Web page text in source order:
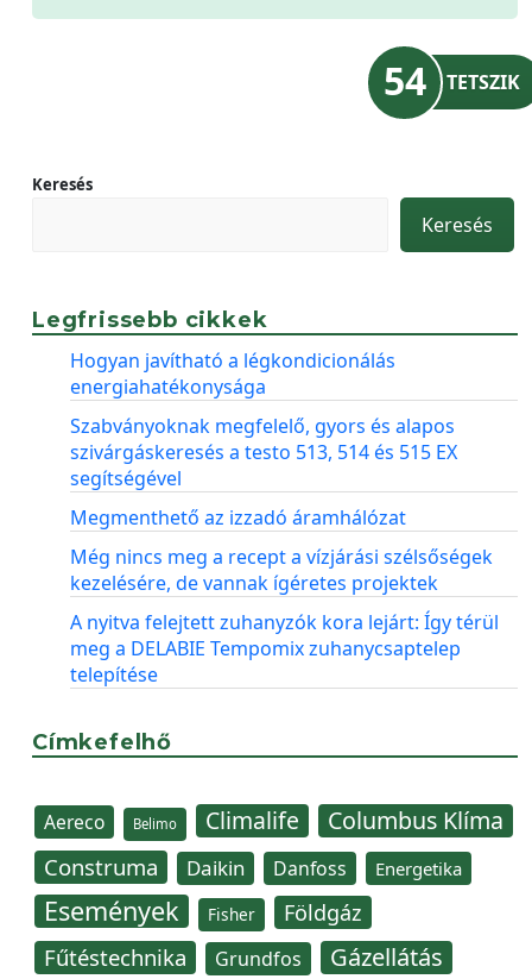
54 TETSZIK
Keresés
Keresés
Legfrissebb cikkek
Hogyan javítható a légkondicionálás
energiahatékonysága
Szabványoknak megfelelő, gyors és alapos
szivárgáskeresés a testo 513, 514 és 515 EX
segítségével
Megmenthető az izzadó áramhálózat
Még nincs meg a recept a vízjárási szélsőségek
kezelésére, de vannak ígéretes projektek
A nyitva felejtett zuhanyzók kora lejárt: Így térül
meg a DELABIE Tempomix zuhanycsaptelep
telepítése
Címkefelhő
Aereco Belimo Climalife Columbus Klíma
Construma Daikin Danfoss Energetika
Események Fisher Földgáz
Fűtéstechnika Grundfos Gázellátás